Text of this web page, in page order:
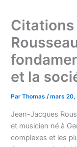
Citations
et la
ParThomas/mars 20,
Jean-Jacques
et musicien né à
complexes et les